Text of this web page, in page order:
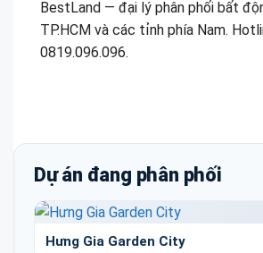
BestLand — đại lý phân phối bất
TP.HCM và các tỉnh phía Nam.
0819.096.096.
Dự án đang phân phối
Hưng Gia Garden City